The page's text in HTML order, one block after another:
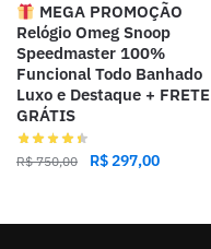
MEGA PROMOÇÃO
Relógio Omeg Snoop
Speedmaster 100%
Funcional Todo Banhado
Luxo e Destaque + FRETE
GRÁTIS
R$750,00 R$297,00